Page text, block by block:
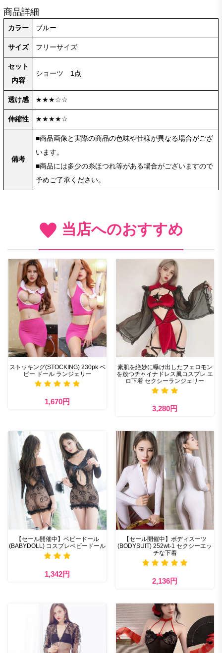
商品詳細
カラー ブルー
サイズ フリーサイズ
セット
内容
ショーツ 1点
透け感 ★★★☆☆
伸縮性 ★★★★☆
備考
■商品画像と実際の商品の色味や仕様が異なる場合がござ
います。
■商品には多少の糸ほつれ等がある場合がございますので
予めご了承ください。
当店へのおすすめ
ストッキング(STOCKING) 230pk ベ
ビー ドール ランジェリー
1,670円
素肌を絶妙に曝け出したフェロモン
を放つチャイナドレス風コスプレ エ
ロ下着 セクシーランジェリー
3,280円
【セール開催中】ベビードール
(BABYDOLL) コスプレベビードール
1,342円
【セール開催中】ボディスーツ
(BODYSUIT) 252wt-1 セクシーエッ
チな下着
2,136円